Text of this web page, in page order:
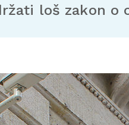
loš zakon